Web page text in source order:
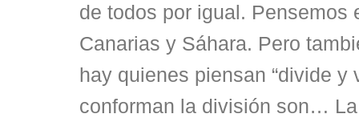
de todos por igual. Pensemos
Canarias y Sáhara. Pero
hay quienes piensan “divide y
conforman la división son…